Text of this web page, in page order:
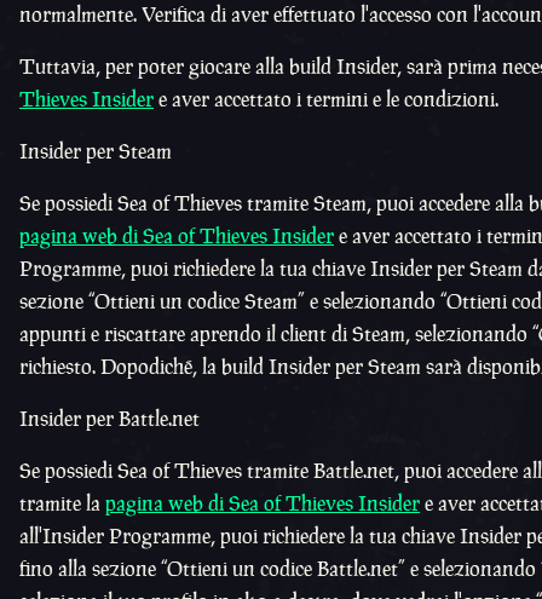
normalmente. Verifica di aver effettuato l'accesso con
Tuttavia, per poter giocare alla build Insider, sarà prima
Thieves Insidere aver accettato i termini e le condizioni.
Insider per Steam
Se possiedi Sea of Thieves tramite Steam, puoi accedere
pagina web di Sea of Thieves Insidere aver accettato i
Programme, puoi richiedere la tua chiave Insider per Steam
sezione “Ottieni un codice Steam” e selezionando “Ottieni
appunti e riscattare aprendo il client di Steam,
richiesto. Dopodiché, la build Insider per Steam sarà
Insider per Battle.net
Se possiedi Sea of Thieves tramite Battle.net, puoi
tramite lapagina web di Sea of Thieves Insidere aver
all'Insider Programme, puoi richiedere la tua chiave Insider
fino alla sezione “Ottieni un codice Battle.net” e